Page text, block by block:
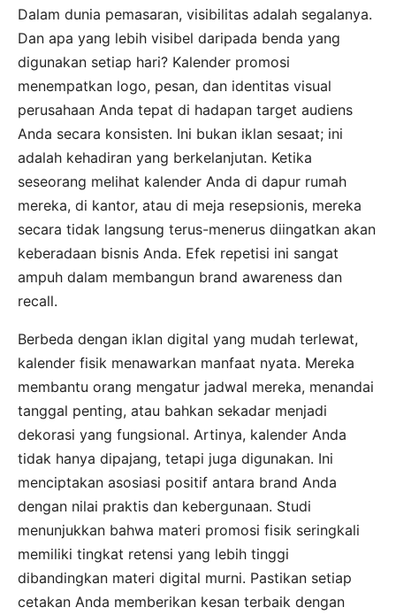
Dalam dunia pemasaran, visibilitas adalah segalanya.
Dan apa yang lebih visibel daripada benda yang
digunakan setiap hari? Kalender promosi
menempatkan logo, pesan, dan identitas visual
perusahaan Anda tepat di hadapan target audiens
Anda secara konsisten. Ini bukan iklan sesaat; ini
adalah kehadiran yang berkelanjutan. Ketika
seseorang melihat kalender Anda di dapur rumah
mereka, di kantor, atau di meja resepsionis, mereka
secara tidak langsung terus-menerus diingatkan akan
keberadaan bisnis Anda. Efek repetisi ini sangat
ampuh dalam membangun brand awareness dan
recall.
Berbeda dengan iklan digital yang mudah terlewat,
kalender fisik menawarkan manfaat nyata. Mereka
membantu orang mengatur jadwal mereka, menandai
tanggal penting, atau bahkan sekadar menjadi
dekorasi yang fungsional. Artinya, kalender Anda
tidak hanya dipajang, tetapi juga digunakan. Ini
menciptakan asosiasi positif antara brand Anda
dengan nilai praktis dan kebergunaan. Studi
menunjukkan bahwa materi promosi fisik seringkali
memiliki tingkat retensi yang lebih tinggi
dibandingkan materi digital murni. Pastikan setiap
cetakan Anda memberikan kesan terbaik dengan